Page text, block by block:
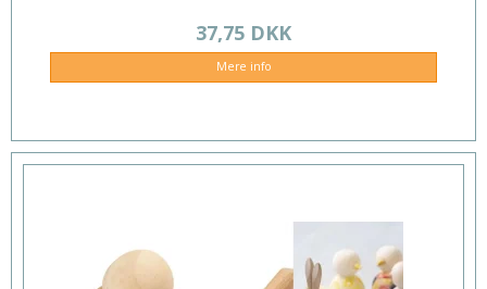
37,75 DKK
Mere info